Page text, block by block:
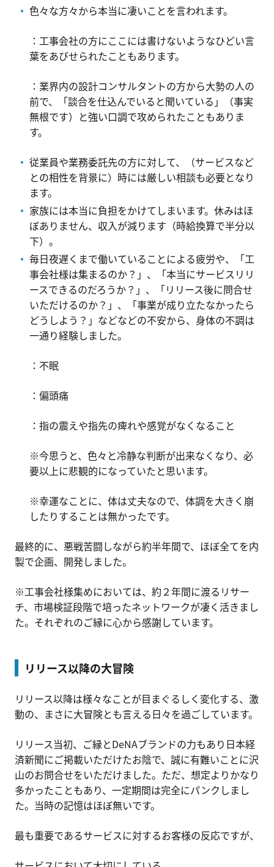
色々な方々から本当に凄いことを言われます。
：工事会社の方にここには書けないようなひどい言
葉をあびせられたこともあります。
：業界内の設計コンサルタントの方から大勢の人の
前で、「談合を仕込んでいると聞いている」（事実
無根です）と強い口調で攻められたこともありま
す。
従業員や業務委託先の方に対して、（サービスなど
との相性を背景に）時には厳しい相談も必要となり
ます。
家族には本当に負担をかけてしまいます。休みはほ
ぼありません、収入が減ります（時給換算で半分以
下）。
毎日夜遅くまで働いていることによる疲労や、「工
事会社様は集まるのか？」、「本当にサービスリリ
ースできるのだろうか？」、「リリース後に問合せ
いただけるのか？」、「事業が成り立たなかったら
どうしよう？」などなどの不安から、身体の不調は
一通り経験しました。
：不眠
：偏頭痛
：指の震えや指先の痺れや感覚がなくなること
※今思うと、色々と冷静な判断が出来なくなり、必
要以上に悲観的になっていたと思います。
※幸運なことに、体は丈夫なので、体調を大きく崩
したりすることは無かったです。
最終的に、悪戦苦闘しながら約半年間で、ほぼ全てを内
製で企画、開発しました。
※工事会社様集めにおいては、約２年間に渡るリサー
チ、市場検証段階で培ったネットワークが凄く活きまし
た。それぞれのご縁に心から感謝しています。
リリース以降の大冒険
リリース以降は様々なことが目まぐるしく変化する、激
動の、まさに大冒険とも言える日々を過ごしています。
リリース当初、ご縁とDeNAブランドの力もあり日本経
済新聞にご掲載いただけたお陰で、誠に有難いことに沢
山のお問合せをいただけました。ただ、想定よりかなり
多かったこともあり、一定期間は完全にパンクしまし
た。当時の記憶はほぼ無いです。
最も重要であるサービスに対するお客様の反応ですが、